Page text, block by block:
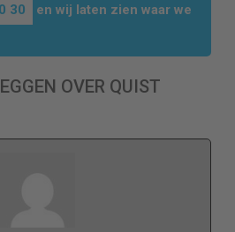
30
en wij laten zien waar we
OVER QUIST